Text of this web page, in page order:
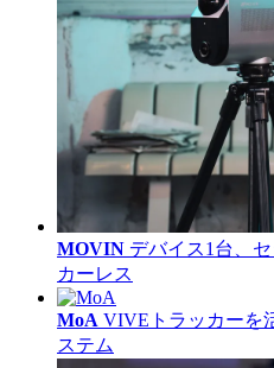
MOVIN デバイス1台、
カーレス
MoA VIVEトラッカーを
ステム